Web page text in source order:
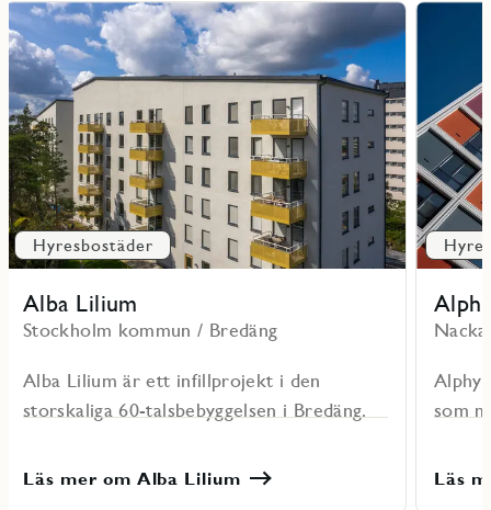
Hyresbostäder
Alba Lilium
Stockholm kommun / Bredäng
Alba Lilium är ett infillprojekt i den
storskaliga 60-talsbebyggelsen i Bredäng.
Läs mer om Alba Lilium
Läs
mer
om
Alba
Lilium
som
Läs
Läs